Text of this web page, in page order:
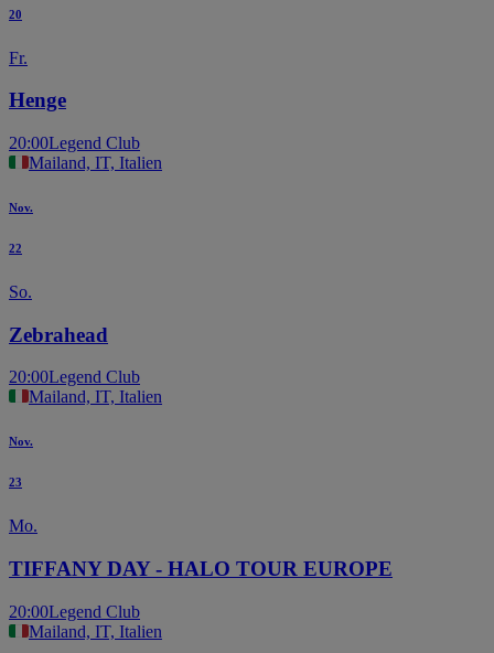
20
Fr.
Henge
20:00Legend Club
Mailand, IT, Italien
Nov.
22
So.
Zebrahead
20:00Legend Club
Mailand, IT, Italien
Nov.
23
Mo.
TIFFANY DAY - HALO TOUR EUROPE
20:00Legend Club
Mailand, IT, Italien